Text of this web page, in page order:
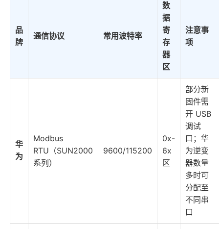
品
牌
通信协议 常用波特率
数
据
寄
存
器
区
注意事
项
华
为
Modbus
RTU（SUN2000
系列）
9600/115200
0x-
6x
区
部分新
固件需
开 USB
调试
口；华
为逆变
器数量
多时可
分配至
不同串
口